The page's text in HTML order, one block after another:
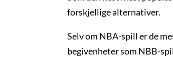
forskjellige alternativer.
Selv om NBA-spill er de
begivenheter som NBB-